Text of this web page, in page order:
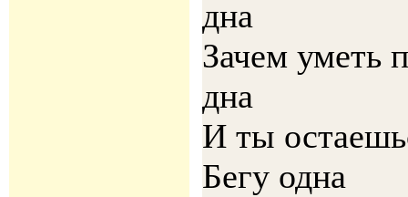
дна
Зачем уметь
дна
И ты
Бегу одна